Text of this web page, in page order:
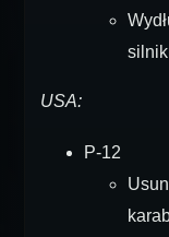
USA:
P-12